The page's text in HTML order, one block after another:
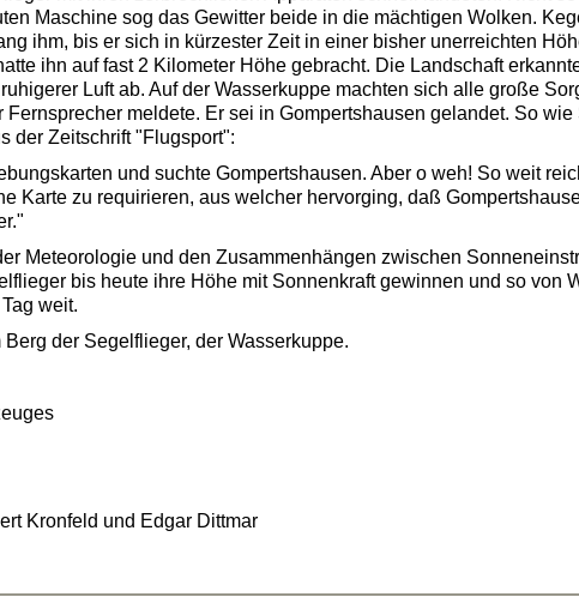
Maschine sog das Gewitter beide in die mächtigen Wolken.
ihm, bis er sich in kürzester Zeit in einer bisher unerreichten
ihn auf fast 2 Kilometer Höhe gebracht. Die Landschaft
Luft ab. Auf der Wasserkuppe machten sich alle große
meldete. Er sei in Gompertshausen gelandet. So
der Zeitschrift "Flugsport":
und suchte Gompertshausen. Aber o weh! So weit
Karte zu requirieren, aus welcher hervorging, daß
Meteorologie und den Zusammenhängen zwischen
bis heute ihre Höhe mit Sonnenkraft gewinnen und so von
weit.
der Segelflieger, der Wasserkuppe.
Kronfeld und Edgar Dittmar